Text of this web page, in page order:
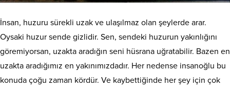
İnsan, huzuru sürekli uzak ve ulaşılmaz olan şeylerde arar.
Oysaki huzur sende gizlidir. Sen, sendeki huzurun yakınlığını
göremiyorsan, uzakta aradığın seni hüsrana uğratabilir. Bazen en
uzakta aradığımız en yakınımızdadır. Her nedense insanoğlu bu
konuda çoğu zaman kördür. Ve kaybettiğinde her şey için çok